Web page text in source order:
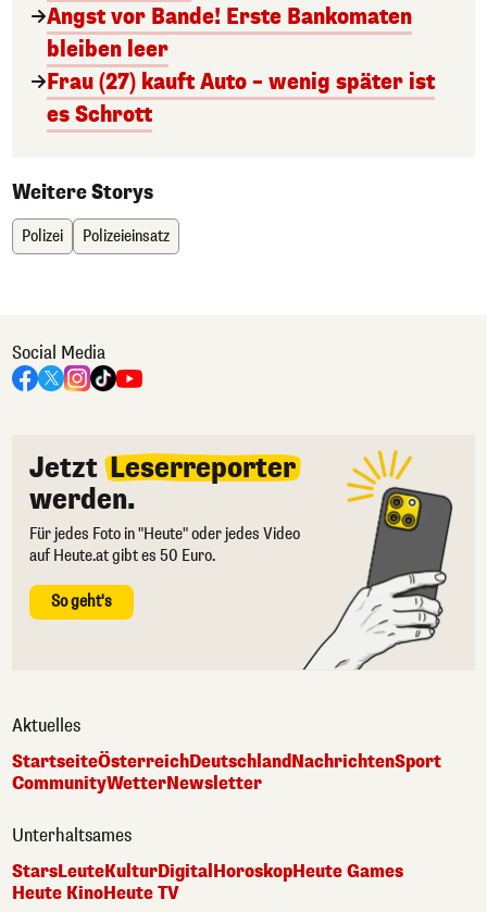
Angst vor Bande! Erste Bankomaten
bleiben leer
Frau (27) kauft Auto – wenig später ist
es Schrott
Weitere Storys
Polizei Polizeieinsatz
Social Media
Jetzt Leserreporter
werden.
Für jedes Foto in "Heute" oder jedes Video
auf Heute.at gibt es 50 Euro.
So geht's
Aktuelles
StartseiteÖsterreichDeutschlandNachrichtenSport
CommunityWetterNewsletter
Unterhaltsames
StarsLeuteKulturDigitalHoroskopHeute Games
Heute KinoHeute TV